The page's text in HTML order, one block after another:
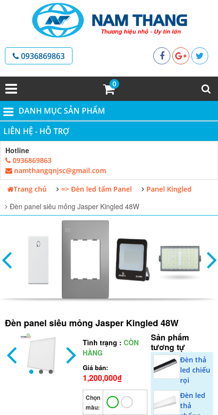
0936869863
0
DANH MỤC SẢN PHẨM
LIÊN HỆ - HỖ TRỢ
Hotline
0936869863
namthangqnjsc@gmail.com
Trang chủ
=> Đèn led tấm Panel Panel Kingled
Đèn panel siêu mỏng Jasper Kingled 48W
Đèn panel siêu mỏng Jasper Kingled 48W
Tình trạng : CÒN
HÀNG
Giá bán:
1,200,000₫
Chọn
màu:
Sản phẩm
tương tự
Đèn thả
led chiếu
rọi
Đèn led
thả